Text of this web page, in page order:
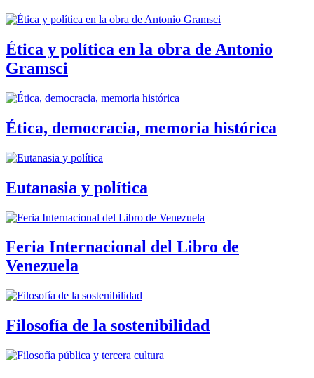
Ética y política en la obra de Antonio
Gramsci
Ética, democracia, memoria histórica
Eutanasia y política
Feria Internacional del Libro de
Venezuela
Filosofía de la sostenibilidad